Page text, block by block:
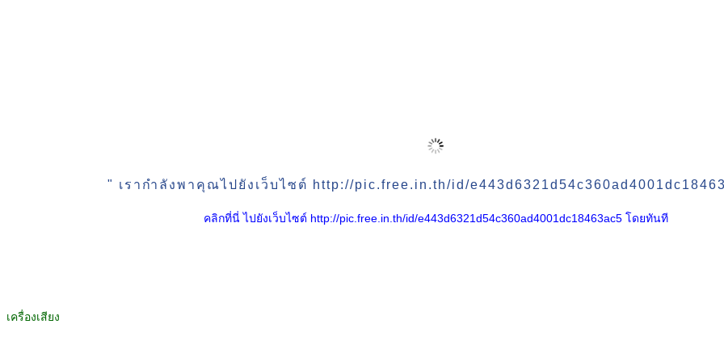
" เรากำลังพาคุณไปยังเว็บไซต์ http://pic.free.in.th/id/
คลิกที่นี่ ไปยังเว็บไซต์ http://pic.free.in.th/id/e443d6321d54c360ad4001dc18463ac5 โดยทันที
เครื่องเสียง